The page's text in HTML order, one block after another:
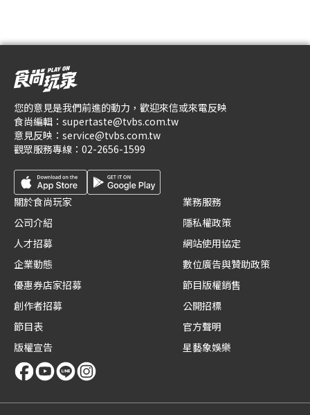
您的意見是我們前進的動力，歡迎來信或來電反映
食尚編輯： supertaste@tvbs.com.tw
意見反映： service@tvbs.com.tw
觀眾服務專線： 02-2656-1599
關於食尚玩家
公司介紹
人才招募
企業動態
優惠券店家招募
創作者招募
節目表
版權宣告
業務服務
隱私權政策
網站使用協定
數位廣告與贊助政策
節目版權銷售
公開招標
官方聲明
星藝象娛樂